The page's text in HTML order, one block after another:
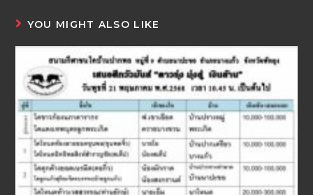
YOU MIGHT ALSO LIKE